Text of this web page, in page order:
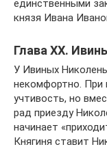
единственными
князя Ивана
Глава XX.
У Ивиных
некомфортно. При
учтивость, но
рад приезду
начинает
Княгиня ставит